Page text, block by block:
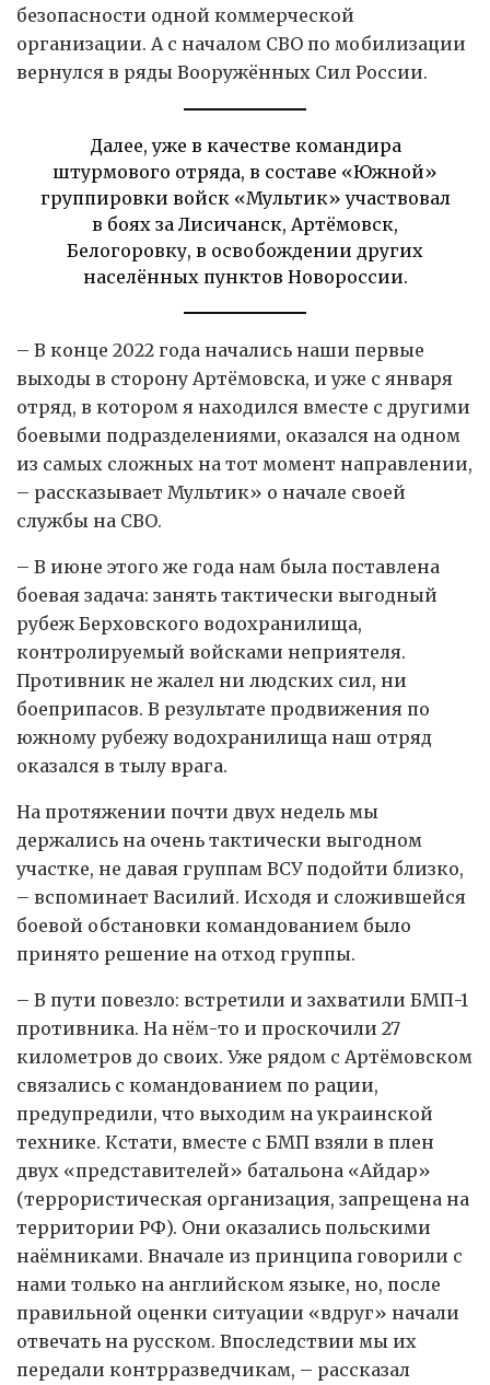
безопасности одной коммерческой
организации. А с началом СВО по мобилизации
вернулся в ряды Вооружённых Сил России.
Далее, уже в качестве командира
штурмового отряда, в составе «Южной»
группировки войск «Мультик» участвовал
в боях за Лисичанск, Артёмовск,
Белогоровку, в освобождении других
населённых пунктов Новороссии.
– В конце 2022 года начались наши первые
выходы в сторону Артёмовска, и уже с января
отряд, в котором я находился вместе с другими
боевыми подразделениями, оказался на одном
из самых сложных на тот момент направлении,
– рассказывает Мультик» о начале своей
службы на СВО.
– В июне этого же года нам была поставлена
боевая задача: занять тактически выгодный
рубеж Берховского водохранилища,
контролируемый войсками неприятеля.
Противник не жалел ни людских сил, ни
боеприпасов. В результате продвижения по
южному рубежу водохранилища наш отряд
оказался в тылу врага.
На протяжении почти двух недель мы
держались на очень тактически выгодном
участке, не давая группам ВСУ подойти близко,
– вспоминает Василий. Исходя и сложившейся
боевой обстановки командованием было
принято решение на отход группы.
– В пути повезло: встретили и захватили БМП-1
противника. На нём-то и проскочили 27
километров до своих. Уже рядом с Артёмовском
связались с командованием по рации,
предупредили, что выходим на украинской
технике. Кстати, вместе с БМП взяли в плен
двух «представителей» батальона «Айдар»
(террористическая организация, запрещена на
территории РФ). Они оказались польскими
наёмниками. Вначале из принципа говорили с
нами только на английском языке, но, после
правильной оценки ситуации «вдруг» начали
отвечать на русском. Впоследствии мы их
передали контрразведчикам, – рассказал